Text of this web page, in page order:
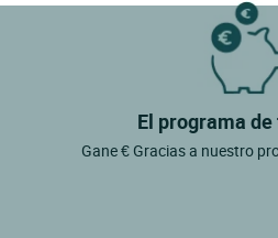
El programa
Gane € Gracias a nuestro